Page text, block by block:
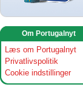
Om Portugalnyt
Læs om Portugalnyt
Privatlivspolitik
Cookie indstillinger